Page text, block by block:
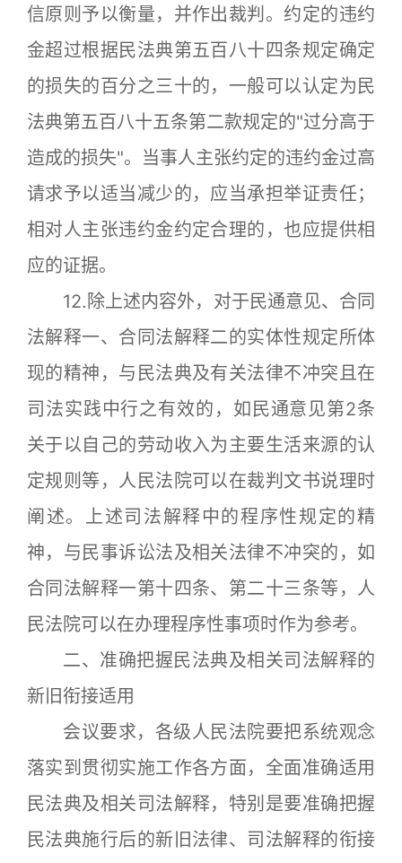
信原则予以衡量，并作出裁判。约定的违约
金超过根据民法典第五百八十四条规定确定
的损失的百分之三十的，一般可以认定为民
法典第五百八十五条第二款规定的"过分高于
造成的损失"。当事人主张约定的违约金过高
请求予以适当减少的，应当承担举证责任；
相对人主张违约金约定合理的，也应提供相
应的证据。
12.除上述内容外，对于民通意见、合同
法解释一、合同法解释二的实体性规定所体
现的精神，与民法典及有关法律不冲突且在
司法实践中行之有效的，如民通意见第2条
关于以自己的劳动收入为主要生活来源的认
定规则等，人民法院可以在裁判文书说理时
阐述。上述司法解释中的程序性规定的精
神，与民事诉讼法及相关法律不冲突的，如
合同法解释一第十四条、第二十三条等，人
民法院可以在办理程序性事项时作为参考。
二、准确把握民法典及相关司法解释的
新旧衔接适用
会议要求，各级人民法院要把系统观念
落实到贯彻实施工作各方面，全面准确适用
民法典及相关司法解释，特别是要准确把握
民法典施行后的新旧法律、司法解释的衔接